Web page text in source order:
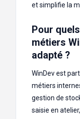
et simplifie la
Pour
métiers
adapté ?
WinDev est
métiers
gestion de
saisie en